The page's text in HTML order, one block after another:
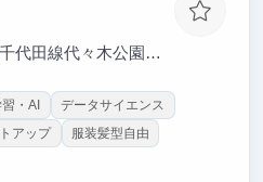
代々木公園駅から徒歩0分
・AI
データサイエンス
アップ
服装髪型自由